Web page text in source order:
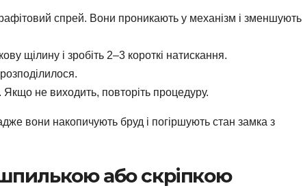
спрей. Вони проникають у механізм і зменшують
щілину і зробіть 2–3 короткі натискання.
не виходить, повторіть процедуру.
вони накопичують бруд і погіршують стан замка з
або скріпкою